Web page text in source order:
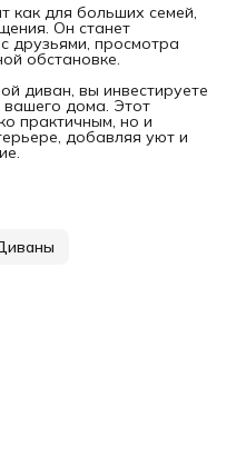
как для больших семей,
Он станет
друзьями, просмотра
обстановке.
диван, вы инвестируете
дома. Этот
практичным, но и
добавляя уют и